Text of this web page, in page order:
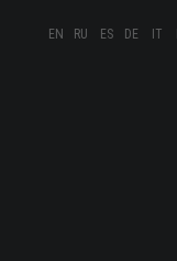
EN RU ES DE IT